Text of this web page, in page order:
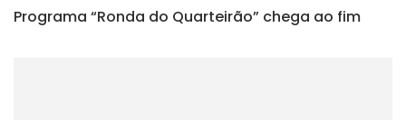
Programa “Ronda do Quarteirão” chega ao fim